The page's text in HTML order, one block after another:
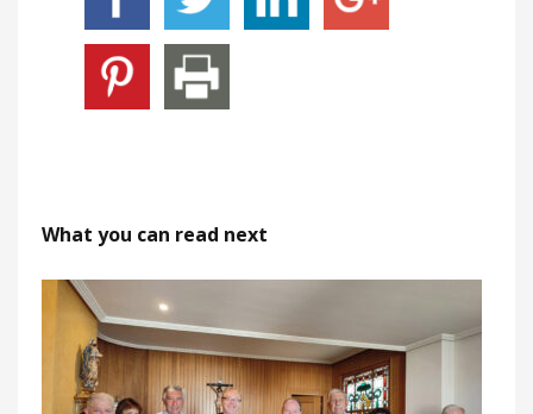
What you can read next